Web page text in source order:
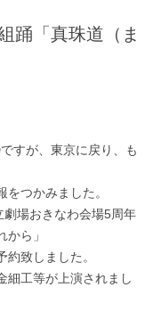
踊「真珠道（ま
すが、東京に戻り、も
つかみました。
場おきなわ会場5周年
ら」
致しました。
細工等が上演されまし